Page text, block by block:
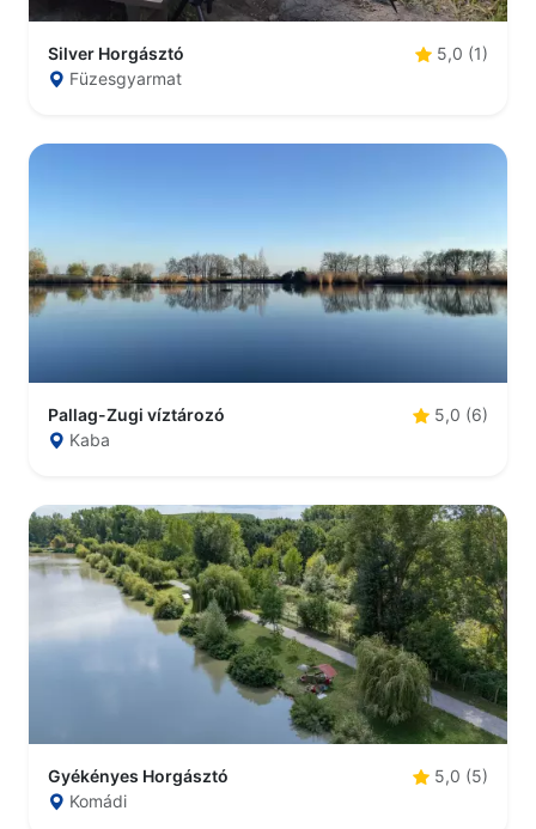
Silver Horgásztó
5,0 (1)
Füzesgyarmat
Pallag-Zugi víztározó
5,0 (6)
Kaba
Gyékényes Horgásztó
5,0 (5)
Komádi